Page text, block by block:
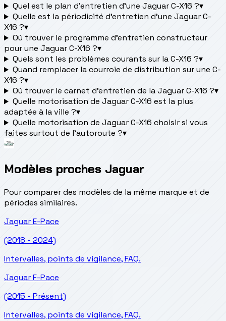
Quel est le plan d’entretien d’une Jaguar C-X16 ?▾
Quelle est la périodicité d’entretien d’une Jaguar C-
X16 ?▾
Où trouver le programme d’entretien constructeur
pour une Jaguar C-X16 ?▾
Quels sont les problèmes courants sur la C-X16 ?▾
Quand remplacer la courroie de distribution sur une C-
X16 ?▾
Où trouver le carnet d'entretien de la Jaguar C-X16 ?▾
Quelle motorisation de Jaguar C-X16 est la plus
adaptée à la ville ?▾
Quelle motorisation de Jaguar C-X16 choisir si vous
faites surtout de l'autoroute ?▾
Modèles proches Jaguar
Pour comparer des modèles de la même marque et de
périodes similaires.
JaguarE-Pace
(2018 - 2024)
Intervalles, points de vigilance, FAQ.
JaguarF-Pace
(2015 - Présent)
Intervalles, points de vigilance, FAQ.